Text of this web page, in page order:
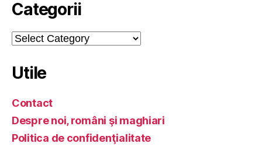
Categorii
Categorii
Utile
Contact
Despre noi, români şi maghiari
Politica de confidenţialitate